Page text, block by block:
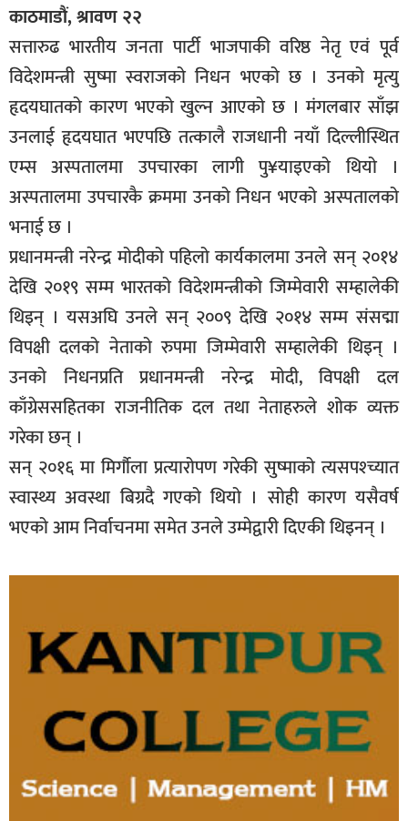
काठमाडौं, श्रावण २२
सत्तारुढ भारतीय जनता पार्टी भाजपाकी वरिष्ठ नेतृ एवं पूर्व
विदेशमन्त्री सुष्मा स्वराजको निधन भएको छ । उनको मृत्यु
हृदयघातको कारण भएको खुल्न आएको छ । मंगलबार साँझ
उनलाई हृदयघात भएपछि तत्कालै राजधानी नयाँ दिल्लीस्थित
एम्स अस्पतालमा उपचारका लागी पु¥याइएको थियो ।
अस्पतालमा उपचारकै क्रममा उनको निधन भएको अस्पतालको
भनाई छ ।
प्रधानमन्त्री नरेन्द्र मोदीको पहिलो कार्यकालमा उनले सन् २०१४
देखि २०१९ सम्म भारतको विदेशमन्त्रीको जिम्मेवारी सम्हालेकी
थिइन् । यसअघि उनले सन् २००९ देखि २०१४ सम्म संसद्मा
विपक्षी दलको नेताको रुपमा जिम्मेवारी सम्हालेकी थिइन् ।
उनको निधनप्रति प्रधानमन्त्री नरेन्द्र मोदी, विपक्षी दल
काँग्रेससहितका राजनीतिक दल तथा नेताहरुले शोक व्यक्त
गरेका छन् ।
सन् २०१६ मा मिर्गौला प्रत्यारोपण गरेकी सुष्माको त्यसपश्च्यात
स्वास्थ्य अवस्था बिग्रदै गएको थियो । सोही कारण यसैवर्ष
भएको आम निर्वाचनमा समेत उनले उम्मेद्वारी दिएकी थिइनन् ।